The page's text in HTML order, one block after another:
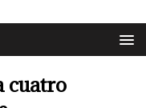
cuatro